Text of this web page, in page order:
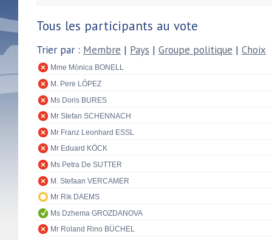
Tous les participants au vote
Trier par : Membre | Pays | Groupe politique | Choix
Mme Mònica BONELL
M. Pere LÓPEZ
Ms Doris BURES
Mr Stefan SCHENNACH
Mr Franz Leonhard ESSL
Mr Eduard KÖCK
Ms Petra De SUTTER
M. Stefaan VERCAMER
Mr Rik DAEMS
Ms Dzhema GROZDANOVA
Mr Roland Rino BÜCHEL